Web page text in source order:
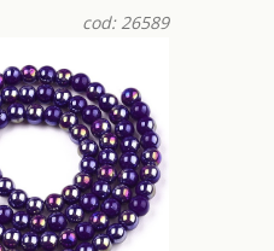
cod: 26589